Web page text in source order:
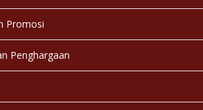
main film, Rudy pernah belajar
dia terlibat dalam pembuatan film.
Promosi
Penghargaan